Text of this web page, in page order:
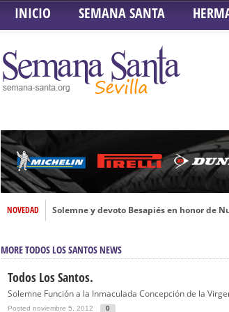
INICIO SEMANA SANTA
NOVEDAD
Solemne y devoto Besapiés en honor de
Solemne Triduo a la Virgen de la
Función de la Anunciación del Señor ante
Besamanos al Señor del Gran Poder de
MORE TODOS LOS SANTOS NEWS
Todos Los Santos.
Solemne Función a la Inmaculada Concepción de la
Posted noviembre 5, 2012 0